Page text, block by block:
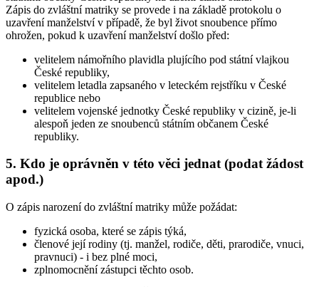
Zápis do zvláštní matriky se provede i na základě protokolu o
uzavření manželství v případě, že byl život snoubence přímo
ohrožen, pokud k uzavření manželství došlo před:
velitelem námořního plavidla plujícího pod státní vlajkou
České republiky,
velitelem letadla zapsaného v leteckém rejstříku v České
republice nebo
velitelem vojenské jednotky České republiky v cizině, je-li
alespoň jeden ze snoubenců státním občanem České
republiky.
5. Kdo je oprávněn v této věci jednat (podat žádost
apod.)
O zápis narození do zvláštní matriky může požádat:
fyzická osoba, které se zápis týká,
členové její rodiny (tj. manžel, rodiče, děti, prarodiče, vnuci,
pravnuci) - i bez plné moci,
zplnomocnění zástupci těchto osob.